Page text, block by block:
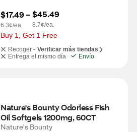
$17.49 –
6.3¢/ea.
$45.49
8.7¢/ea.
Buy 1, Get 1 Free
Recoger - Verificar más tiendas
Entrega el mismo día
Envío
Nature's Bounty Odorless Fish
Oil Softgels 1200mg, 60CT
Nature's Bounty